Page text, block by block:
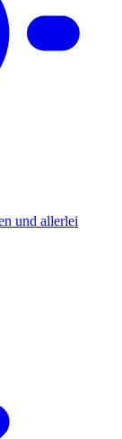
und allerlei